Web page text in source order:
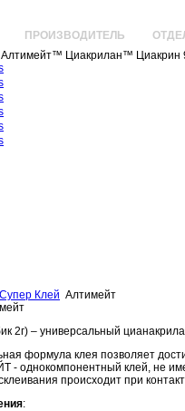
ПРОИЗВОДИТЕЛЬ
Циакрилан™ Циакрин
Супер Клей Алтимейт
2г) – универсальный
формула клея позволяет
- однокомпонентный клей, не
происходит при
: